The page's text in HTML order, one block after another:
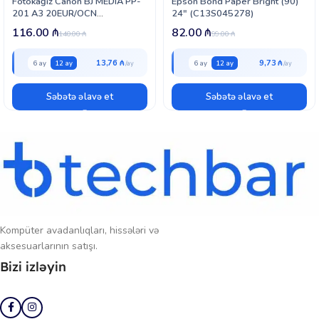
201 A3 20EUR/OCN
(2311B020)
140.00₼
116.00 ₼
6 ay 12 ay 13,76 ₼
Səbətə əlavə et
24″ (C13S045278)
99.00₼
82.00₼
6 ay 12 ay 9,73 ₼
Səbətə əlavə et
Kompüter avadanlıqları, hissələri və
aksesuarlarının satışı.
Bizi izləyin